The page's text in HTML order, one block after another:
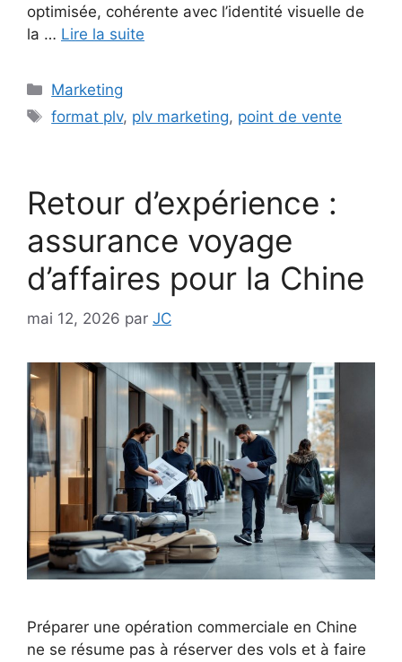
optimisée, cohérente avec l’identité visuelle de
la … Lire la suite
Catégories
Marketing
Étiquettes
format plv, plv marketing, point de vente
Retour d’expérience :
assurance voyage
d’affaires pour la Chine
mai 12, 2026 par JC
Préparer une opération commerciale en Chine
ne se résume pas à réserver des vols et à faire